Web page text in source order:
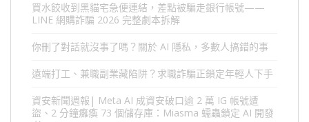
買水餃收到黑貓宅急便連結，差點被騙走銀行帳號——
LINE 網購詐騙 2026 完整劇本拆解
你刪了對話就沒事了嗎？關於 AI 隱私，多數人搞錯的事
遠端打工、兼職副業藏陷阱？求職詐騙正鎖定年輕人下手
資安新聞週報| Meta AI 成資安破口逾 2 萬 IG 帳號遭
盜、2 分鐘癱瘓 73 個儲存庫：Miasma 蠕蟲鎖定 AI 開發